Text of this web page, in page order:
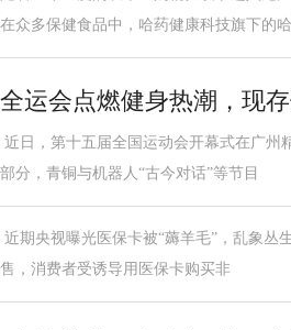
在众多保健食品中，哈药健康科技旗下的
全运会点燃健身热潮，现
近日，第十五届全国运动会开幕式在广州
部分，青铜与机器人“古今对话”等节目
近期央视曝光医保卡被“薅羊毛”，乱象丛
售，消费者受诱导用医保卡购买非